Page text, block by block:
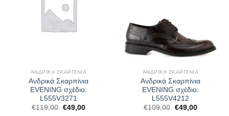
ΑΝΔΡΙΚΆ ΣΚΑΡΠΊΝΙΑ
Ανδρικά Σκαρπίνια
EVENING σχέδιο:
L555V3271
€119,00 Original
€49,00Η
ΑΝΔΡΙΚΆ ΣΚΑΡΠΊΝΙΑ
Ανδρικά Σκαρπίνια
EVENING σχέδιο:
L555V4212
€109,00 Original
€49,00Η